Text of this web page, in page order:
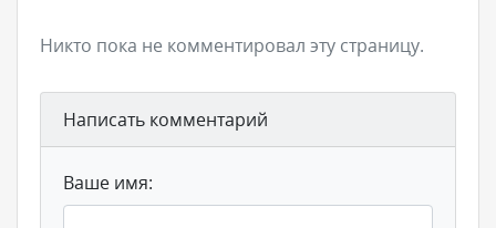
Никто пока не комментировал эту страницу.
Написать комментарий
Ваше имя: